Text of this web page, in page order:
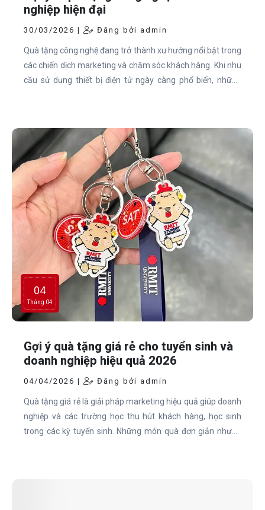
nghiệp hiện đại
30/03/2026 | Đăng bởi admin
Quà tặng công nghệ đang trở thành xu hướng nổi bật trong
các chiến dịch marketing và chăm sóc khách hàng. Khi nhu
cầu sử dụng thiết bị điện tử ngày càng phổ biến, những
04
Tháng 04
Gợi ý quà tặng giá rẻ cho tuyển sinh và
doanh nghiệp hiệu quả 2026
04/04/2026 | Đăng bởi admin
Quà tặng giá rẻ là giải pháp marketing hiệu quả giúp doanh
nghiệp và các trường học thu hút khách hàng, học sinh
trong các kỳ tuyển sinh. Những món quà đơn giản nhưng